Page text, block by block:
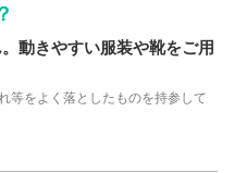
動きやすい服装や靴をご用
等をよく落としたものを持参して